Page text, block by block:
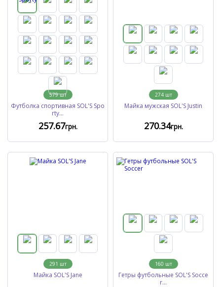
579 шт
Футболка спортивная SOL'S Spo
rty...
257.67грн.
274 шт
Майка мужская SOL'S Justin
270.34грн.
291 шт
Майка SOL'S Jane
160 шт
Гетры футбольные SOL'S Socce
r...